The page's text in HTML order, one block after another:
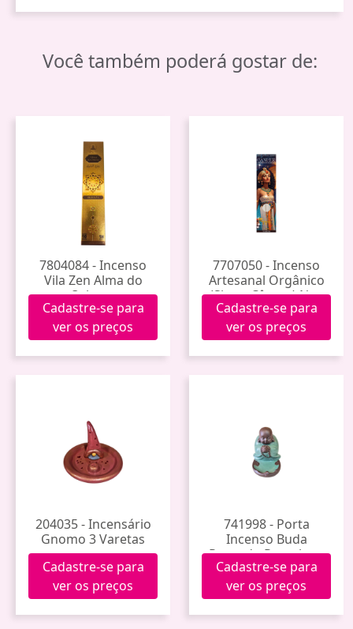
Você também poderá gostar de:
7804084 - Incenso
Vila Zen Alma do
Oriente
Cadastre-se para
ver os preços
7707050 - Incenso
Artesanal Orgânico
(Signo Câncer) Noa
Cadastre-se para
ver os preços
204035 - Incensário
Gnomo 3 Varetas
Cadastre-se para
ver os preços
741998 - Porta
Incenso Buda
Rezando Porcelana
Yf4017021 (100)
Cadastre-se para
ver os preços